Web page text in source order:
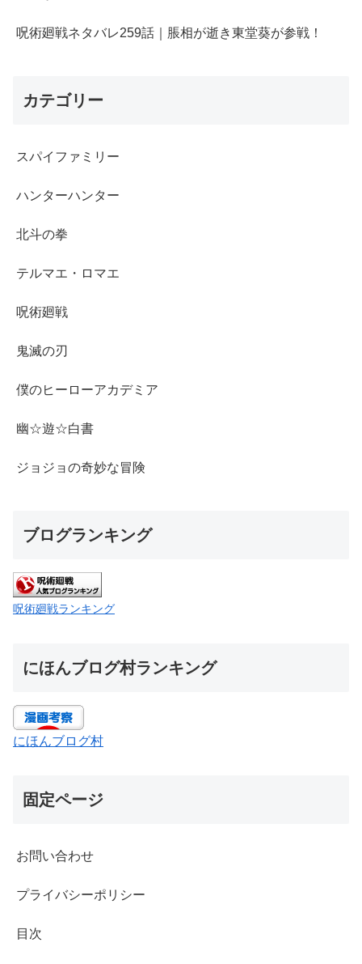
呪術廻戦ネタバレ259話｜脹相が逝き東堂葵が参戦！
カテゴリー
スパイファミリー
ハンターハンター
北斗の拳
テルマエ・ロマエ
呪術廻戦
鬼滅の刃
僕のヒーローアカデミア
幽☆遊☆白書
ジョジョの奇妙な冒険
ブログランキング
呪術廻戦ランキング
にほんブログ村ランキング
にほんブログ村
固定ページ
お問い合わせ
プライバシーポリシー
目次